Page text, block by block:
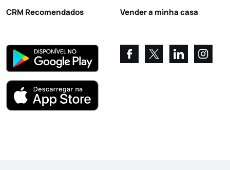
CRM Recomendados
Vender a minha casa